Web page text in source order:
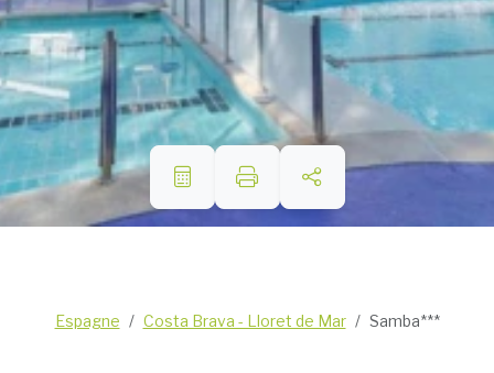
Espagne Costa Brava - Lloret de Mar Samba***